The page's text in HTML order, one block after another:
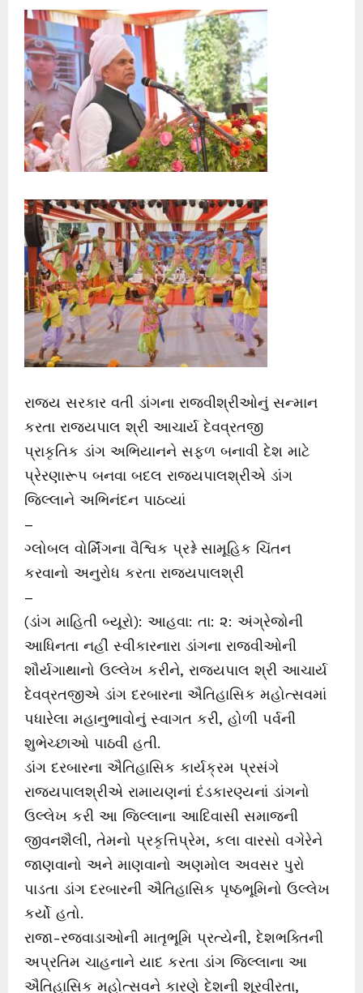
રાજ્ય સરકાર વતી ડાંગના રાજવીશ્રીઓનું સન્માન
કરતા રાજ્યપાલ શ્રી આચાર્ય દેવવ્રતજી
પ્રાકૃતિક ડાંગ અભિયાનને સફળ બનાવી દેશ માટે
પ્રેરણારૂપ બનવા બદલ રાજ્યપાલશ્રીએ ડાંગ
જિલ્લાને અભિનંદન પાઠવ્યાં
–
ગ્લોબલ વોર્મિંગના વૈશ્વિક પ્રશ્ને સામૂહિક ચિંતન
કરવાનો અનુરોધ કરતા રાજ્યપાલશ્રી
–
(ડાંગ માહિતી બ્યૂરો): આહવા: તા: ૨: અંગ્રેજોની
આધિનતા નહીં સ્વીકારનારા ડાંગના રાજવીઓની
શૌર્યગાથાનો ઉલ્લેખ કરીને, રાજયપાલ શ્રી આચાર્ય
દેવવ્રતજીએ ડાંગ દરબારના ઐતિહાસિક મહોત્સવમાં
પધારેલા મહાનુભાવોનું સ્વાગત કરી, હોળી પર્વની
શુભેચ્છાઓ પાઠવી હતી.
ડાંગ દરબારના ઐતિહાસિક કાર્યક્રમ પ્રસંગે
રાજ્યપાલશ્રીએ રામાયણનાં દંડકારણ્યનાં ડાંગનો
ઉલ્લેખ કરી આ જિલ્લાના આદિવાસી સમાજની
જીવનશૈલી, તેમનો પ્રકૃત્તિપ્રેમ, કલા વારસો વગેરેને
જાણવાનો અને માણવાનો અણમોલ અવસર પુરો
પાડતા ડાંગ દરબારની ઐતિહાસિક પૃષ્ઠભૂમિનો ઉલ્લેખ
કર્યો હતો.
રાજા-રજવાડાઓની માતૃભૂમિ પ્રત્યેની, દેશભક્તિની
અપ્રતિમ ચાહનાને યાદ કરતા ડાંગ જિલ્લાના આ
ઐતિહાસિક મહોત્સવને કારણે દેશની શૂરવીરતા,